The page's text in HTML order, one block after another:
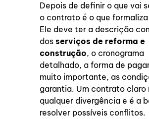
Depois de definir o que vai
o contrato é o que
Ele deve ter a descrição
dosserviços de reforma e
construção, o cronograma
detalhado, a forma de
muito importante, as
garantia. Um contrato claro
qualquer divergência e é a
resolver possíveis conflitos.